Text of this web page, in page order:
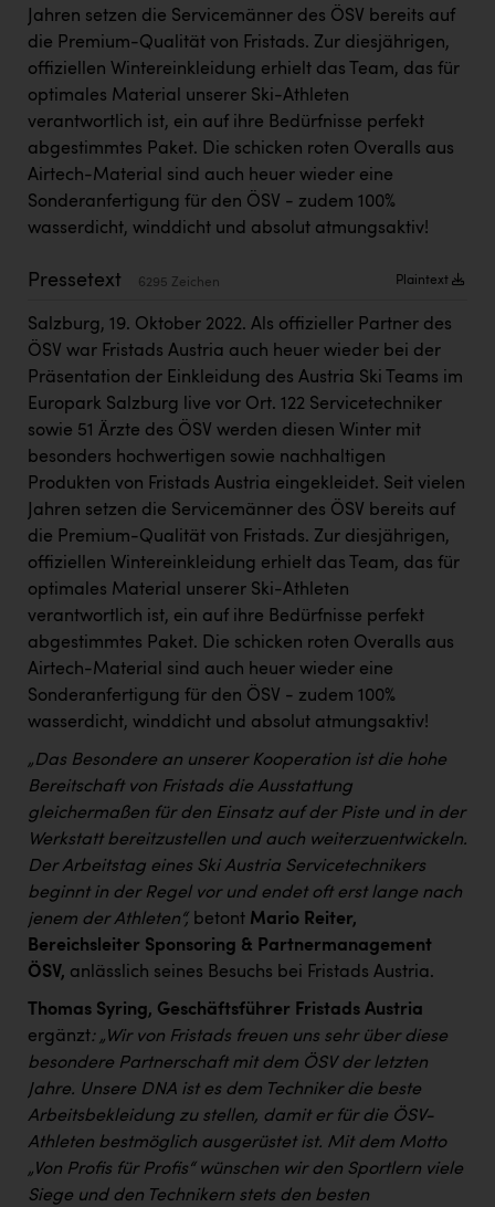
Maximarkt
Oldtimer Raststationen und Motorhotels
Österreichischer Kachelofenverband
Orlen
Passage Linz
PEZ
RE/MAX Welcome
RUBBLE MASTER
Ruderclub Wels
SCRI - Salzburg Cancer Research Institute
SCHMACHTL GmbH
Schwingshandl - automation technology gmbh
Seher + Partner
Smurfit Westrock Nettingsdorf
TCL
TGW Logistics
VERITAS
Vier Diamanten
Vorlagenportal
Wir besiegen Krebs
Wirtschaftskammer OÖ
ZGONC
ZULuft - Zukunft Luft Austria
z.l.ö.
Österreichisches Hebammengremium
Jahren setzen die Servicemänner des ÖSV bereits auf
die Premium-Qualität von Fristads. Zur diesjährigen,
offiziellen Wintereinkleidung erhielt das Team, das für
optimales Material unserer Ski-Athleten
verantwortlich ist, ein auf ihre Bedürfnisse perfekt
abgestimmtes Paket. Die schicken roten Overalls aus
Airtech-Material sind auch heuer wieder eine
Sonderanfertigung für den ÖSV - zudem 100%
wasserdicht, winddicht und absolut atmungsaktiv!
Pressetext 6295 Zeichen Plaintext
Salzburg, 19. Oktober 2022. Als offizieller Partner des
ÖSV war Fristads Austria auch heuer wieder bei der
Präsentation der Einkleidung des Austria Ski Teams im
Europark Salzburg live vor Ort. 122 Servicetechniker
sowie 51 Ärzte des ÖSV werden diesen Winter mit
besonders hochwertigen sowie nachhaltigen
Produkten von Fristads Austria eingekleidet. Seit vielen
Jahren setzen die Servicemänner des ÖSV bereits auf
die Premium-Qualität von Fristads. Zur diesjährigen,
offiziellen Wintereinkleidung erhielt das Team, das für
optimales Material unserer Ski-Athleten
verantwortlich ist, ein auf ihre Bedürfnisse perfekt
abgestimmtes Paket. Die schicken roten Overalls aus
Airtech-Material sind auch heuer wieder eine
Sonderanfertigung für den ÖSV - zudem 100%
wasserdicht, winddicht und absolut atmungsaktiv!
„Das Besondere an unserer Kooperation ist die hohe
Bereitschaft von Fristads die Ausstattung
gleichermaßen für den Einsatz auf der Piste und in der
Werkstatt bereitzustellen und auch weiterzuentwickeln.
Der Arbeitstag eines Ski Austria Servicetechnikers
beginnt in der Regel vor und endet oft erst lange nach
jenem der Athleten“, betont Mario Reiter,
Bereichsleiter Sponsoring & Partnermanagement
ÖSV, anlässlich seines Besuchs bei Fristads Austria.
Thomas Syring, Geschäftsführer Fristads Austria
ergänzt: „Wir von Fristads freuen uns sehr über diese
besondere Partnerschaft mit dem ÖSV der letzten
Jahre. Unsere DNA ist es dem Techniker die beste
Arbeitsbekleidung zu stellen, damit er für die ÖSV-
Athleten bestmöglich ausgerüstet ist. Mit dem Motto
„Von Profis für Profis“ wünschen wir den Sportlern viele
Siege und den Technikern stets den besten